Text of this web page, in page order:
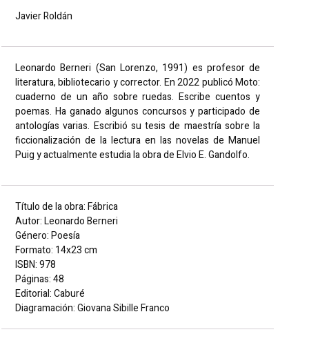
Javier Roldán
Leonardo Berneri (San Lorenzo, 1991) es profesor de
literatura, bibliotecario y corrector. En 2022 publicó Moto:
cuaderno de un año sobre ruedas. Escribe cuentos y
poemas. Ha ganado algunos concursos y participado de
antologías varias. Escribió su tesis de maestría sobre la
ficcionalización de la lectura en las novelas de Manuel
Puig y actualmente estudia la obra de Elvio E. Gandolfo.
Título de la obra: Fábrica
Autor: Leonardo Berneri
Género: Poesía
Formato: 14x23 cm
ISBN: 978
Páginas: 48
Editorial: Caburé
Diagramación: Giovana Sibille Franco